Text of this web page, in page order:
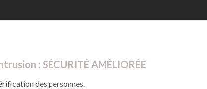
: SÉCURITÉ AMÉLIORÉE
des personnes.